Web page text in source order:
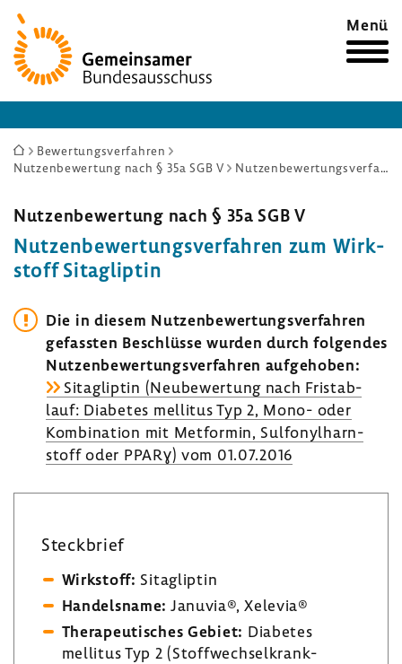
Zur
Startseite
Menü
Sie
sind
Bewertungsverfahren
Nutzenbewertung nach § 35a SGB V
Nutzenbewertungsverfahren zum Wirkstoff Sitagliptin
Nutzen­be­wer­tung nach § 35a SGB V
Nutzen­be­wer­tungs­ver­fahren zum Wirk­
stoff Sita­g­liptin
Die in diesem Nutzen­be­wer­tungs­ver­fahren
gefassten Beschlüsse wurden durch folgendes
Nutzen­be­wer­tungs­ver­fahren aufge­hoben:
Sita­g­liptin (Neube­wer­tung nach Frist­ab­
lauf: Diabetes mellitus Typ 2, Mono- oder
Kombi­na­tion mit Metformin, Sulfonyl­harn­
stoff oder PPARɣ) vom 01.07.2016
Steck­brief
Wirk­stoff: Sita­g­liptin
Handels­name: Januvia®, Xelevia®
Thera­peu­ti­sches Gebiet: Diabetes
mellitus Typ 2 (Stoff­wech­sel­krank­